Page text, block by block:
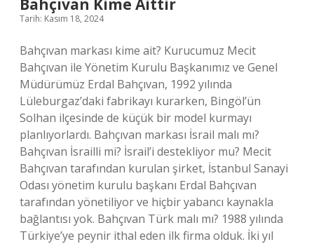
Bahçıvan Kime Aittir
Tarih: Kasım 18, 2024
Bahçıvan markası kime ait? Kurucumuz Mecit
Bahçıvan ile Yönetim Kurulu Başkanımız ve Genel
Müdürümüz Erdal Bahçıvan, 1992 yılında
Lüleburgaz’daki fabrikayı kurarken, Bingöl’ün
Solhan ilçesinde de küçük bir model kurmayı
planlıyorlardı. Bahçıvan markası İsrail malı mı?
Bahçıvan İsrailli mi? İsrail’i destekliyor mu? Mecit
Bahçıvan tarafından kurulan şirket, İstanbul Sanayi
Odası yönetim kurulu başkanı Erdal Bahçıvan
tarafından yönetiliyor ve hiçbir yabancı kaynakla
bağlantısı yok. Bahçıvan Türk malı mı? 1988 yılında
Türkiye’ye peynir ithal eden ilk firma olduk. İki yıl